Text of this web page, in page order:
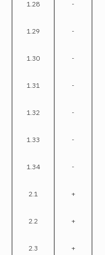
1.28 -
1.29 -
1.30 -
1.31 -
1.32 -
1.33 -
1.34 -
2.1 +
2.2 +
2.3 +